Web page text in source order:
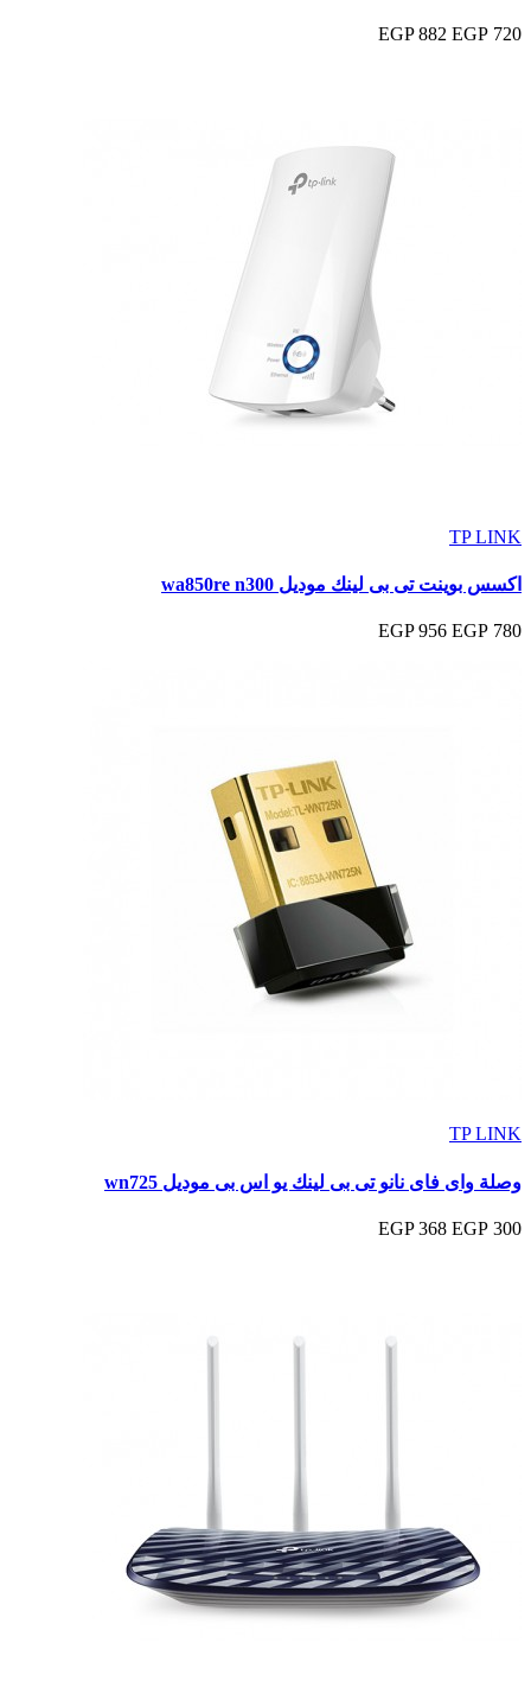
720 EGP
882 EGP
TP LINK
اكسس بوينت تى بى لينك موديل wa850re n300
780 EGP
956 EGP
TP LINK
وصلة واى فاى نانو تى بى لينك يو اس بى موديل wn725
300 EGP
368 EGP